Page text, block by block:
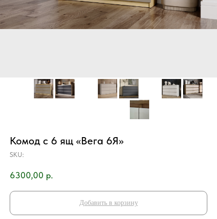
Комод с 6 ящ «Вега 6Я»
SKU:
6300,00 р.
Добавить в корзину